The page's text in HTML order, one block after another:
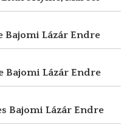
Bajomi Lázár Endre
Bajomi Lázár Endre
Bajomi Lázár Endre